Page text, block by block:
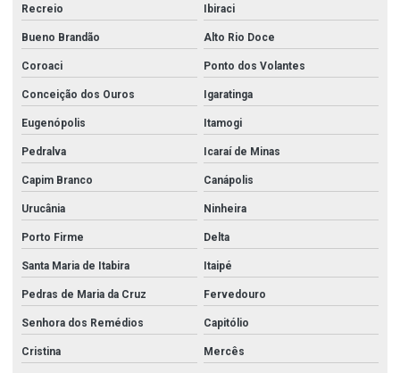
Recreio Ibiraci
Bueno Brandão Alto Rio Doce
Coroaci Ponto dos Volantes
Conceição dos Ouros Igaratinga
Eugenópolis Itamogi
Pedralva Icaraí de Minas
Capim Branco Canápolis
Urucânia Ninheira
Porto Firme Delta
Santa Maria de Itabira Itaipé
Pedras de Maria da Cruz Fervedouro
Senhora dos Remédios Capitólio
Cristina Mercês